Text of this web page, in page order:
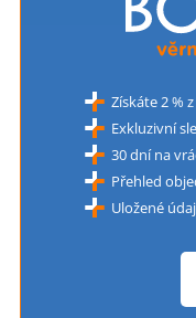
Získáte 2 %
Exkluzivní
30 dní na
Přehled
Uložené